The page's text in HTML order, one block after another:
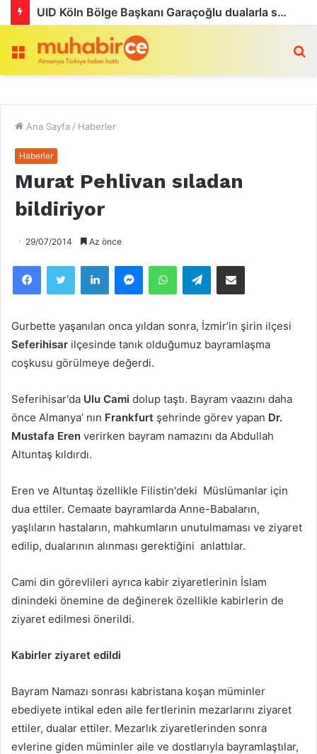
UID Köln Bölge Başkanı Garaçoğlu dualarla son yolculuğuna uğurlandı
Menü
Ana Sayfa / Haberler
Haberler
Murat Pehlivan sıladan
bildiriyor
29/07/2014 Az önce
Telegram
Gurbette yaşanılan onca yıldan sonra, İzmir’in şirin ilçesi
Seferihisar ilçesinde tanık olduğumuz bayramlaşma
coşkusu görülmeye değerdi.
Seferihisar'da Ulu Cami dolup taştı. Bayram vaazını daha
önce Almanya’ nın Frankfurt şehrinde görev yapan Dr.
Mustafa Eren verirken bayram namazını da Abdullah
Altuntaş kıldırdı.
Eren ve Altuntaş özellikle Filistin'deki Müslümanlar için
dua ettiler. Cemaate bayramlarda Anne-Babaların,
yaşlıların hastaların, mahkumların unutulmaması ve ziyaret
edilip, dualarının alınması gerektiğini anlattılar.
Cami din görevlileri ayrıca kabir ziyaretlerinin İslam
dinindeki önemine de değinerek özellikle kabirlerin de
ziyaret edilmesi önerildi.
Kabirler ziyaret edildi
Bayram Namazı sonrası kabristana koşan müminler
ebediyete intikal eden aile fertlerinin mezarlarını ziyaret
ettiler, dualar ettiler. Mezarlık ziyaretlerinden sonra
evlerine giden müminler aile ve dostlarıyla bayramlaştılar,